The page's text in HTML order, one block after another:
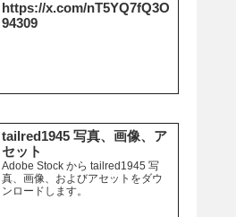
https://x.com/nT5YQ7fQ3O
94309
tailred1945 写真、画像、ア
セット
Adobe Stock から tailred1945 写
真、画像、およびアセットをダウ
ンロードします。